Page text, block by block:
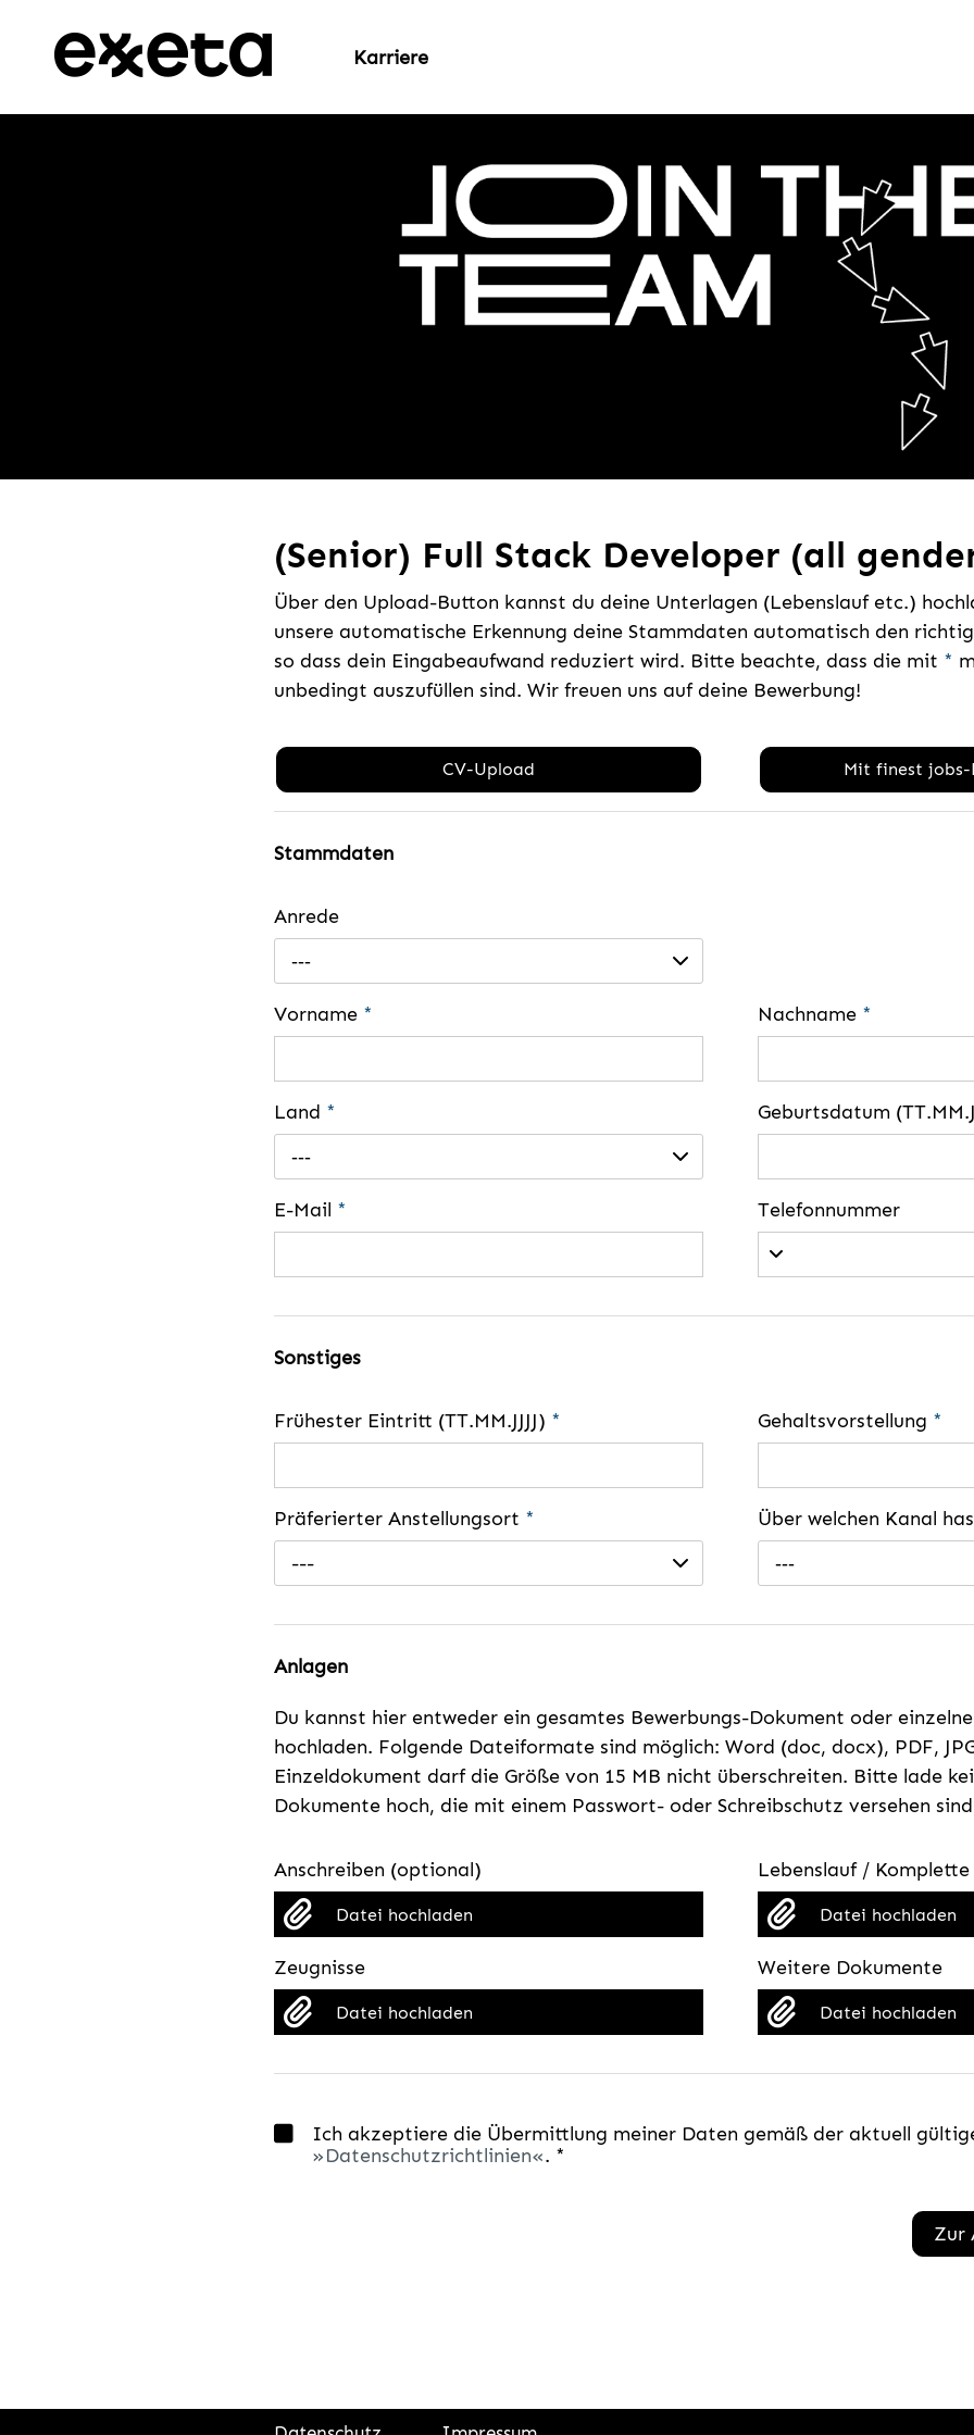
Karriere
(Senior) Full Stack Developer (all
Über den Upload-Button kannst du deine Unterlagen (Lebenslauf etc.)
unsere automatische Erkennung deine Stammdaten automatisch den
so dass dein Eingabeaufwand reduziert wird. Bitte beachte, dass die mit *
unbedingt auszufüllen sind. Wir freuen uns auf deine Bewerbung!
CV-Upload Mit finest
Stammdaten
Anrede
---
Vorname * Nachname *
Land *
---
Geburtsdatum
E-Mail * Telefonnummer
Sonstiges
Frühester Eintritt (TT.MM.JJJJ) * Gehaltsvorstellung *
Präferierter Anstellungsort *
---
Über welchen Kanal
---
Anlagen
Du kannst hier entweder ein gesamtes Bewerbungs-Dokument oder
hochladen. Folgende Dateiformate sind möglich: Word (doc, docx), PDF,
Einzeldokument darf die Größe von 15 MB nicht überschreiten. Bitte lade
Dokumente hoch, die mit einem Passwort- oder Schreibschutz versehen
Anschreiben (optional)
Datei hochladen
Lebenslauf /
Datei hochladen
Zeugnisse
Datei hochladen
Weitere Dokumente
Datei hochladen
Ich akzeptiere die Übermittlung meiner Daten gemäß der aktuell
Datenschutzrichtlinien
. *
Zur